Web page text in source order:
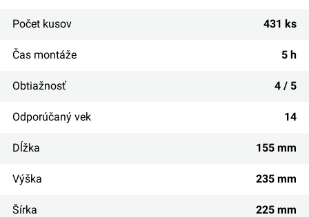
Počet kusov 431 ks
Čas montáže 5 h
Obtiažnosť 4 / 5
Odporúčaný vek 14
Dĺžka 155 mm
Výška 235 mm
Šírka 225 mm